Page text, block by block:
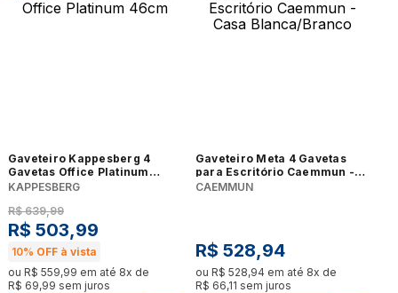
Gaveteiro Kappesberg 4
Gavetas Office Platinum
46cm
KAPPESBERG
R$ 639,99
R$ 503,99
10% OFF à vista
ou R$ 559,99 em até 8x de
R$ 69,99 sem juros
Gaveteiro Meta 4 Gavetas
para Escritório Caemmun -
Casa Blanca/Branco
CAEMMUN
R$ 528,94
ou R$ 528,94 em até 8x de
R$ 66,11 sem juros